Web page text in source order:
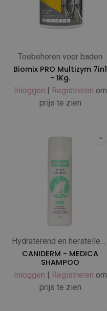
Toebehoren voor baden
Biomix PRO Multizym 7in1
- 1Kg.
Inloggen | Registreren om
prijs te zien
Hydraterend en herstellend
CANIDERM - MEDICA
SHAMPOO
Inloggen | Registreren om
prijs te zien